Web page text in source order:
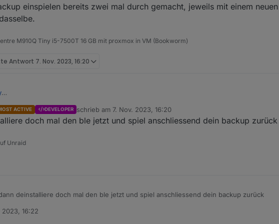
einspielen bereits zwei mal durch gemacht, jeweils mit einem
M910Q Tiny i5-7500T 16 GB mit proxmox in VM (Bookworm)
Antwort 7. Nov. 2023, 16:20
nun das erste mal damit ein Backup widerhergestellt.
zu sehen, das ich mir das nicht eingebildet hatte, das vor dem einspielen des Backups
die VM wieder vom früheren Zeitpunkt widerhergestellt.
ACTIVE DEVELOPER schrieb am 7. Nov. 2023, 16:20
zuletzt editiert von
doch mal den ble jetzt und spiel anschliessend dein backup zurück
Unraid
deinstalliere doch mal den ble jetzt und spiel anschliessend dein backup zurück
2023, 16:22